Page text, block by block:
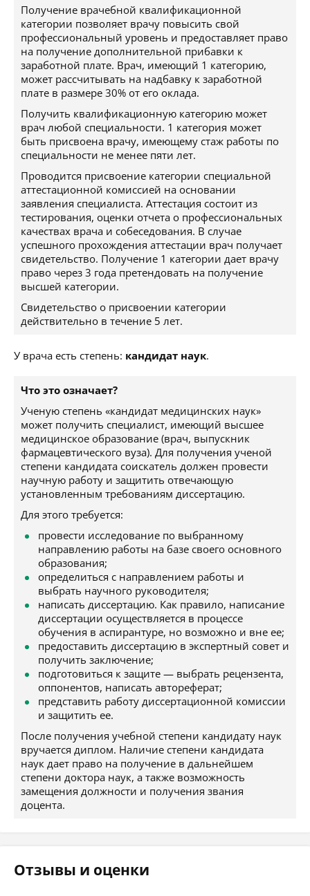
Получение врачебной квалификационной
категории позволяет врачу повысить свой
профессиональный уровень и предоставляет право
на получение дополнительной прибавки к
заработной плате. Врач, имеющий 1 категорию,
может рассчитывать на надбавку к заработной
плате в размере 30% от его оклада.
Получить квалификационную категорию может
врач любой специальности. 1 категория может
быть присвоена врачу, имеющему стаж работы по
специальности не менее пяти лет.
Проводится присвоение категории специальной
аттестационной комиссией на основании
заявления специалиста. Аттестация состоит из
тестирования, оценки отчета о профессиональных
качествах врача и собеседования. В случае
успешного прохождения аттестации врач получает
свидетельство. Получение 1 категории дает врачу
право через 3 года претендовать на получение
высшей категории.
Свидетельство о присвоении категории
действительно в течение 5 лет.
У врача есть степень: кандидат наук.
Что это означает?
Ученую степень «кандидат медицинских наук»
может получить специалист, имеющий высшее
медицинское образование (врач, выпускник
фармацевтического вуза). Для получения ученой
степени кандидата соискатель должен провести
научную работу и защитить отвечающую
установленным требованиям диссертацию.
Для этого требуется:
провести исследование по выбранному
направлению работы на базе своего основного
образования;
определиться с направлением работы и
выбрать научного руководителя;
написать диссертацию. Как правило, написание
диссертации осуществляется в процессе
обучения в аспирантуре, но возможно и вне ее;
предоставить диссертацию в экспертный совет и
получить заключение;
подготовиться к защите — выбрать рецензента,
оппонентов, написать автореферат;
представить работу диссертационной комиссии
и защитить ее.
После получения учебной степени кандидату наук
вручается диплом. Наличие степени кандидата
наук дает право на получение в дальнейшем
степени доктора наук, а также возможность
замещения должности и получения звания
доцента.
Отзывы и оценки